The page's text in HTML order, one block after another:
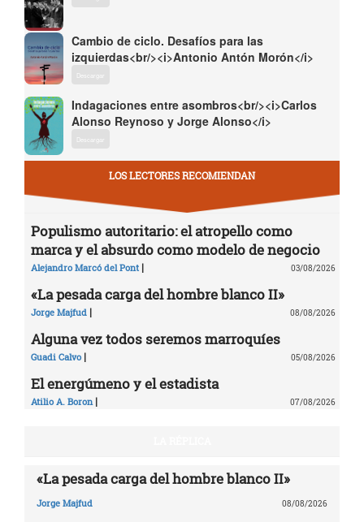
Cambio de ciclo. Desafíos para las
izquierdas<br/><i>Antonio Antón Morón</i>
Descargar
Indagaciones entre asombros<br/><i>Carlos
Alonso Reynoso y Jorge Alonso</i>
Descargar
LOS LECTORES RECOMIENDAN
Populismo autoritario: el atropello como
marca y el absurdo como modelo de negocio
Alejandro Marcó del Pont | 03/08/2026
«La pesada carga del hombre blanco II»
Jorge Majfud | 08/08/2026
Alguna vez todos seremos marroquíes
Guadi Calvo | 05/08/2026
El energúmeno y el estadista
Atilio A. Boron| 07/08/2026
«La pesada carga del hombre blanco II»
Jorge Majfud 08/08/2026